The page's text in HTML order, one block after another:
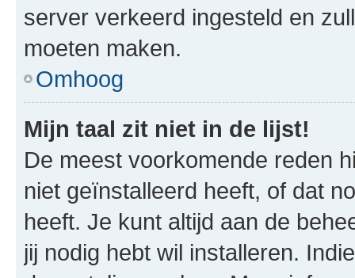
server verkeerd ingesteld en
moeten maken.
Omhoog
Mijn taal zit niet in de lijst!
De meest voorkomende reden
niet geïnstalleerd heeft, of dat
heeft. Je kunt altijd aan de
jij nodig hebt wil installeren.